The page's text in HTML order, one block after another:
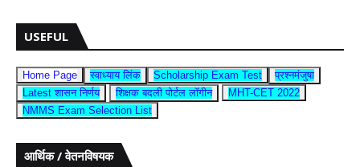
USEFUL
Home Page स्वाध्याय लिंक Scholarship Exam Test
प्रश्नमंजुषा
Latest शासन निर्णय
शिक्षक बदली पोर्टल लॉगीन
MHT-CET 2022
NMMS Exam Selection List
आर्थिक / वेतनविषयक